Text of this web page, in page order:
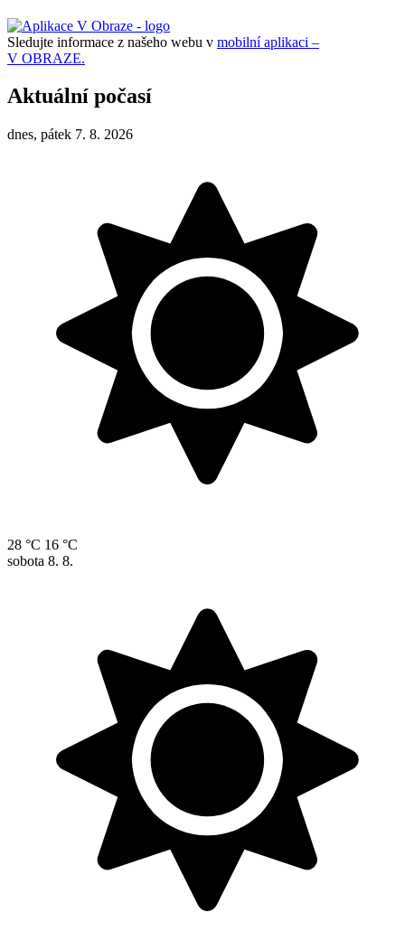
Sledujte informace z našeho webu v mobilní aplikaci –
V OBRAZE.
Aktuální počasí
dnes, pátek 7. 8. 2026
28 °C 16 °C
sobota 8. 8.